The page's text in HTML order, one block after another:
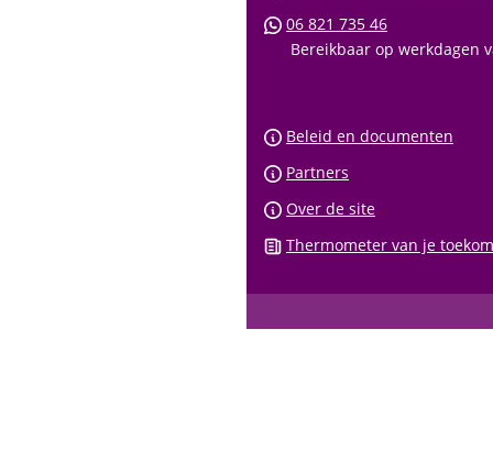
mailadres)
06 821 735 46(Verwijst
naar
Bereikbaar op werkdagen
Beleid en documenten
Partners
Over de site
Thermometer van je